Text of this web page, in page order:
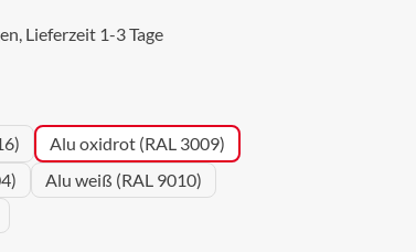
Lieferzeit 1-3 Tage
Alu oxidrot (RAL 3009)
Alu weiß (RAL 9010)